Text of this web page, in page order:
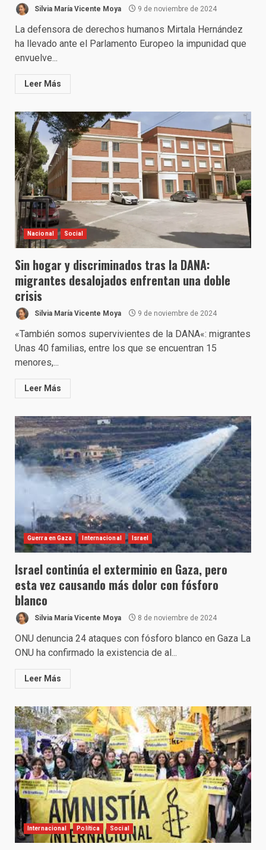
Silvia María Vicente Moya 9 de noviembre de 2024
La defensora de derechos humanos Mirtala Hernández
ha llevado ante el Parlamento Europeo la impunidad que
envuelve...
Leer Más
Nacional Social
Sin hogar y discriminados tras la DANA:
migrantes desalojados enfrentan una doble
crisis
Silvia María Vicente Moya 9 de noviembre de 2024
«También somos supervivientes de la DANA«: migrantes
Unas 40 familias, entre los que se encuentran 15
menores,...
Leer Más
Guerra en Gaza Internacional Israel
Israel continúa el exterminio en Gaza, pero
esta vez causando más dolor con fósforo
blanco
Silvia María Vicente Moya 8 de noviembre de 2024
ONU denuncia 24 ataques con fósforo blanco en Gaza La
ONU ha confirmado la existencia de al...
Leer Más
Internacional Política Social